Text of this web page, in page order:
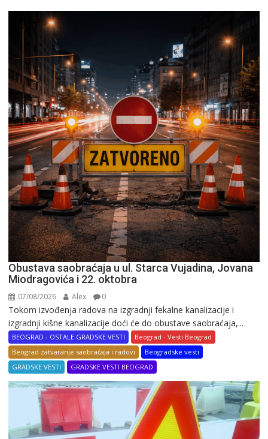
Obustava saobraćaja u ul. Starca Vujadina, Jovana
Miodragovića i 22. oktobra
07/08/2026 Alex 0
Tokom izvođenja radova na izgradnji fekalne kanalizacije i
izgradnji kišne kanalizacije doći će do obustave saobraćaja,...
BEOGRAD - OSTALE GRADSKE VESTI
Beograd - Vesti Beograd
Beograd zatvaranje saobraćaja i radovi
Beogradske vesti
GRADSKE VESTI
GRADSKE VESTI BEOGRAD